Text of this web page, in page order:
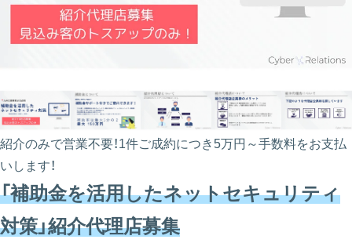
紹介のみで営業不要！1件ご成約につき5万円～手数料をお支払
いします！
「補助金を活用したネットセキュリティ
対策」紹介代理店募集